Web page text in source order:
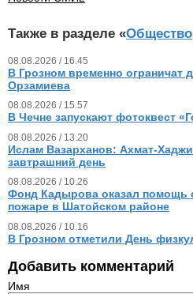
Также в разделе «Общество
08.08.2026 / 16.45
В Грозном временно ограничат
Орзамиева
08.08.2026 / 15.57
В Чечне запускают фотоквест
08.08.2026 / 13.20
Ислам Вазарханов: Ахмат-
завтрашний день
08.08.2026 / 10.26
Фонд Кадырова оказал помощь
пожаре в Шатойском районе
08.08.2026 / 10.16
В Грозном отметили День
Добавить комментарий
Имя